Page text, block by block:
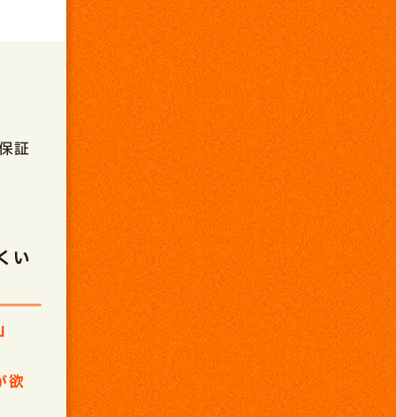
証
い
欲